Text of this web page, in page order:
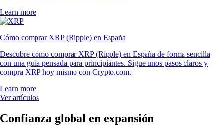
Learn more
Cómo comprar XRP (Ripple) en España
Descubre cómo comprar XRP (Ripple) en España de forma sencilla
con una guía pensada para principiantes. Sigue unos pasos claros y
compra XRP hoy mismo con Crypto.com.
Learn more
Ver artículos
Confianza global en expansión